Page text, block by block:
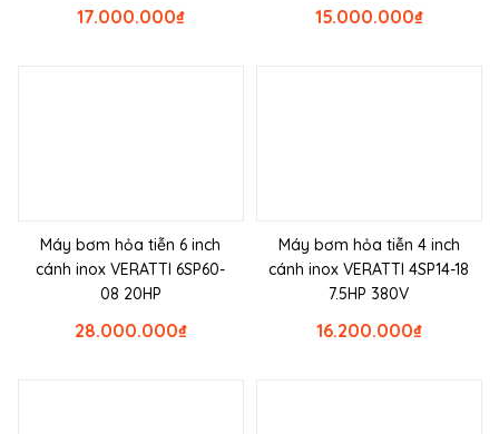
₫
17.000.000 ₫
15.000.000
Máy bơm hỏa tiễn 6 inch
cánh inox VERATTI 6SP60-
08 20HP
₫
28.000.000
Máy bơm hỏa tiễn 4 inch
cánh inox VERATTI 4SP14-18
7.5HP 380V
₫
16.200.000